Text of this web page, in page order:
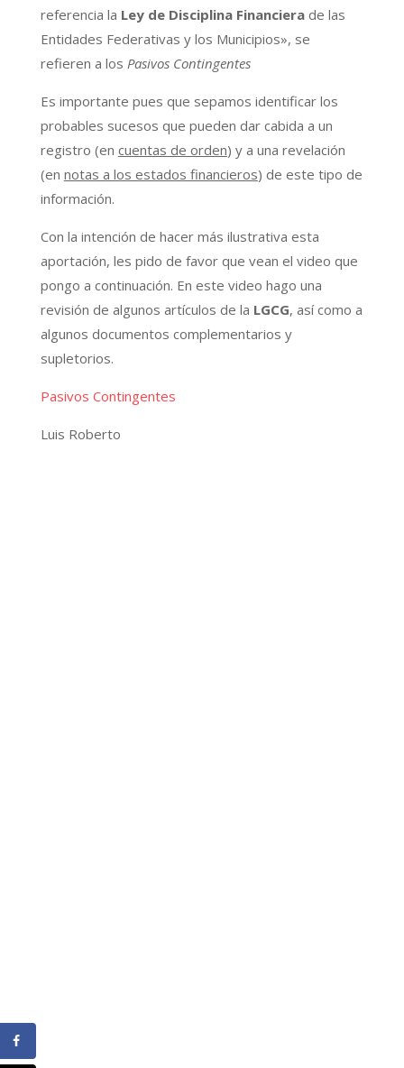
referencia la Ley de Disciplina Financierade las
Entidades Federativas y los Municipios», se
refieren a los Pasivos Contingentes
Es importante pues que sepamos identificar los
probables sucesos que pueden dar cabida a un
registro (en cuentas de orden) y a una revelación
(en notas a los estados financieros) de este tipo de
información.
Con la intención de hacer más ilustrativa esta
aportación, les pido de favor que vean el video que
pongo a continuación. En este video hago una
revisión de algunos artículos de la LGCG, así como a
algunos documentos complementarios y
supletorios.
Pasivos Contingentes
Luis Roberto